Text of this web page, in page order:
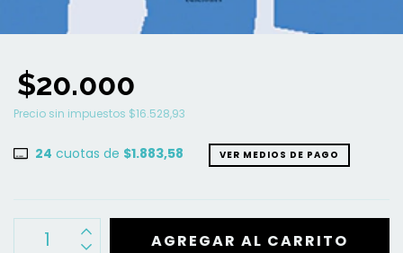
$20.000
Precio sin impuestos $16.528,93
24 cuotas de $1.883,58 VER MEDIOS DE PAGO